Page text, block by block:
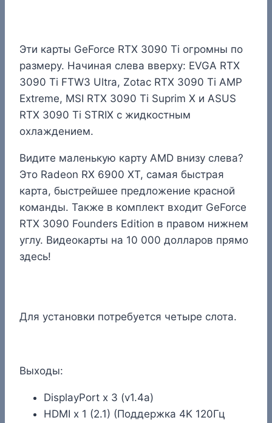
Эти карты GeForce RTX 3090 Ti огромны по
размеру. Начиная слева вверху: EVGA RTX
3090 Ti FTW3 Ultra, Zotac RTX 3090 Ti AMP
Extreme, MSI RTX 3090 Ti Suprim X и ASUS
RTX 3090 Ti STRIX с жидкостным
охлаждением.
Видите маленькую карту AMD внизу слева?
Это Radeon RX 6900 XT, самая быстрая
карта, быстрейшее предложение красной
команды. Также в комплект входит GeForce
RTX 3090 Founders Edition в правом нижнем
углу. Видеокарты на 10 000 долларов прямо
здесь!
Для установки потребуется четыре слота.
Выходы:
DisplayPort x 3 (v1.4a)
HDMI x 1 (2.1) (Поддержка 4K 120Гц